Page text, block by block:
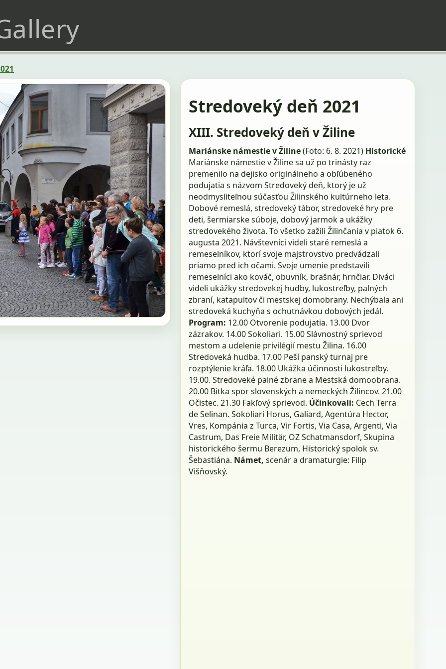
Stredoveký deň 2021
XIII. Stredoveký deň v Žiline
Mariánske námestie v Žiline(Foto: 6. 8. 2021) Historické
Mariánske námestie v Žiline sa už po trinásty raz
premenilo na dejisko originálneho a obľúbeného
podujatia s názvom Stredoveký deň, ktorý je už
neodmysliteľnou súčasťou Žilinského kultúrneho leta.
Dobové remeslá, stredoveký tábor, stredoveké hry pre
deti, šermiarske súboje, dobový jarmok a ukážky
stredovekého života. To všetko zažili Žilinčania v piatok 6.
augusta 2021. Návštevníci videli staré remeslá a
remeselníkov, ktorí svoje majstrovstvo predvádzali
priamo pred ich očami. Svoje umenie predstavili
remeselníci ako kováč, obuvník, brašnár, hrnčiar. Diváci
videli ukážky stredovekej hudby, lukostreľby, palných
zbraní, katapultov či mestskej domobrany. Nechýbala ani
stredoveká kuchyňa s ochutnávkou dobových jedál.
Program: 12.00 Otvorenie podujatia. 13.00 Dvor
zázrakov. 14.00 Sokoliari. 15.00 Slávnostný sprievod
mestom a udelenie privilégií mestu Žilina. 16.00
Stredoveká hudba. 17.00 Peší panský turnaj pre
rozptýlenie kráľa. 18.00 Ukážka účinnosti lukostreľby.
19.00. Stredoveké palné zbrane a Mestská domoobrana.
20.00 Bitka spor slovenských a nemeckých Žilincov. 21.00
Očistec. 21.30 Fakľový sprievod. Účinkovali: Cech Terra
de Selinan. Sokoliari Horus, Galiard, Agentúra Hector,
Vres, Kompánia z Turca, Vir Fortis, Via Casa, Argenti, Via
Castrum, Das Freie Militär, OZ Schatmansdorf, Skupina
historického šermu Berezum, Historický spolok sv.
Šebastiána. Námet, scenár a dramaturgie: Filip
Višňovský.